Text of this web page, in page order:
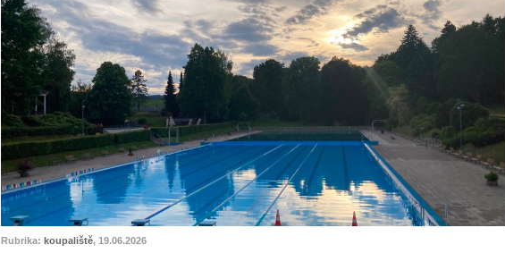
Rubrika: koupaliště, 19.06.2026